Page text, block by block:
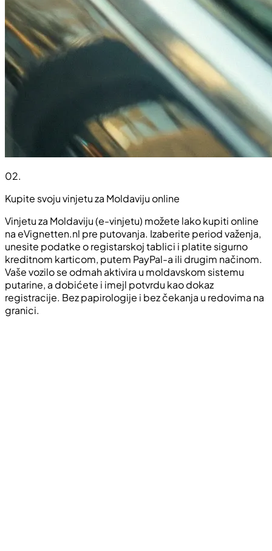
02.
Kupite svoju vinjetu za Moldaviju online
Vinjetu za Moldaviju (e-vinjetu) možete lako kupiti online
na eVignetten.nl pre putovanja. Izaberite period važenja,
unesite podatke o registarskoj tablici i platite sigurno
kreditnom karticom, putem PayPal-a ili drugim načinom.
Vaše vozilo se odmah aktivira u moldavskom sistemu
putarine, a dobićete i imejl potvrdu kao dokaz
registracije. Bez papirologije i bez čekanja u redovima na
granici.